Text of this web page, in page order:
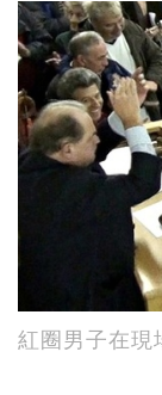
紅圈男子在現